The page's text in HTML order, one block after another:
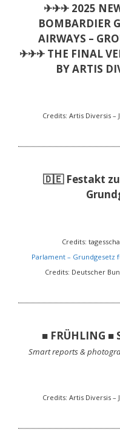
✈✈✈ 2025
BOMBARDIER
AIRWAYS –
✈✈✈ THE FINAL
BY ARTIS
Credits: Artis Diversis –
🇩🇪 Festakt
Credits:
Parlament – Grundgesetz
Credits: Deutscher
■ FRÜHLING ■
Smart reports &
Credits: Artis Diversis –